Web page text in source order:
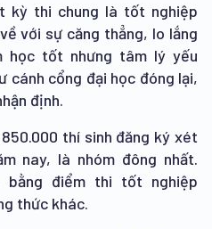
kỳ thi chung là tốt nghiệp
với sự căng thẳng, lo lắng
học tốt nhưng tâm lý yếu
cánh cổng đại học đóng lại,
định.
thí sinh đăng ký xét
nay, là nhóm đông nhất.
điểm thi tốt nghiệp
thức khác.